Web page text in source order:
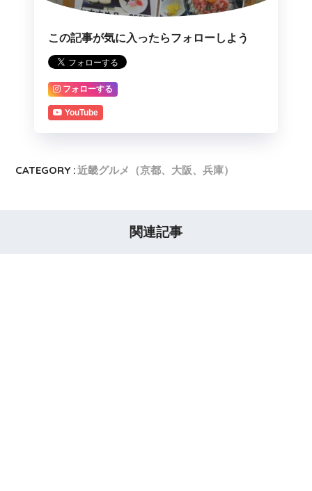
この記事が気に入ったらフォローしよう
フォローする
YouTube
CATEGORY :近畿グルメ（京都、大阪、兵庫）
関連記事